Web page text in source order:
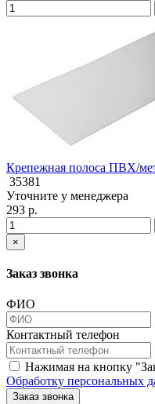
Крепежная полоса ПВХ/
35381
Уточните у менеджера
293 р.
×
Заказ звонка
ФИО
Контактный телефон
Нажимая на кнопку
Обработку персональных
Заказ звонка